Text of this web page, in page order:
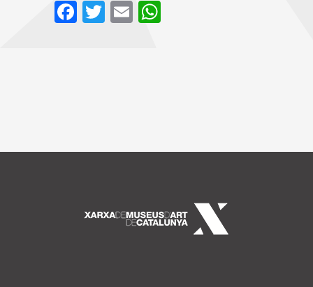
Facebook
Twitter
Email